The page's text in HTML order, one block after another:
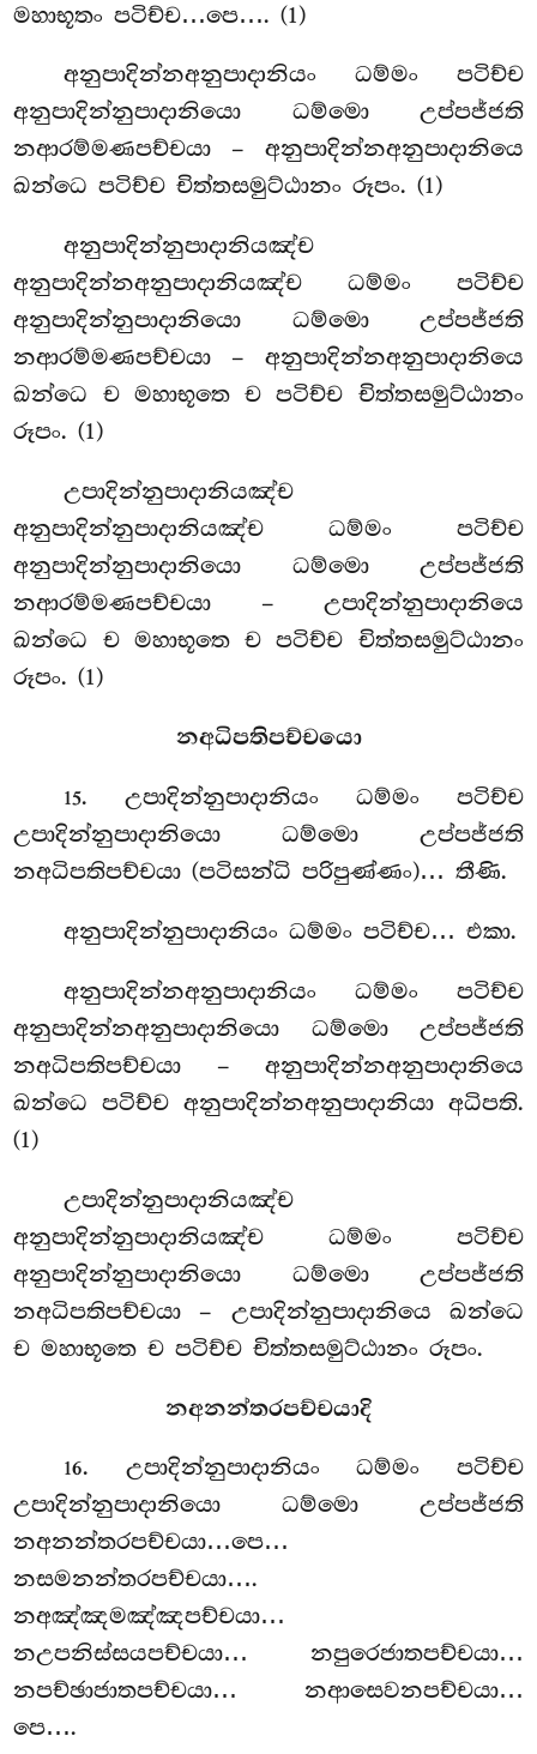
මහාභූතං පටිච්ච…පෙ…. (1)
අනුපාදින්නඅනුපාදානියං ධම්මං පටිච්ච
අනුපාදින්නුපාදානියො ධම්මො උප්පජ්ජති
නආරම්මණපච්චයා – අනුපාදින්නඅනුපාදානියෙ
ඛන්ධෙ පටිච්ච චිත්තසමුට්ඨානං රූපං. (1)
අනුපාදින්නුපාදානියඤ්ච
අනුපාදින්නඅනුපාදානියඤ්ච ධම්මං පටිච්ච
අනුපාදින්නුපාදානියො ධම්මො උප්පජ්ජති
නආරම්මණපච්චයා – අනුපාදින්නඅනුපාදානියෙ
ඛන්ධෙ ච මහාභූතෙ ච පටිච්ච චිත්තසමුට්ඨානං
රූපං. (1)
උපාදින්නුපාදානියඤ්ච
අනුපාදින්නුපාදානියඤ්ච ධම්මං පටිච්ච
අනුපාදින්නුපාදානියො ධම්මො උප්පජ්ජති
නආරම්මණපච්චයා – උපාදින්නුපාදානියෙ
ඛන්ධෙ ච මහාභූතෙ ච පටිච්ච චිත්තසමුට්ඨානං
රූපං. (1)
නඅධිපතිපච්චයො
15. උපාදින්නුපාදානියං ධම්මං පටිච්ච
උපාදින්නුපාදානියො ධම්මො උප්පජ්ජති
නඅධිපතිපච්චයා (පටිසන්ධි පරිපුණ්ණං)… තීණි.
අනුපාදින්නුපාදානියං ධම්මං පටිච්ච… එකා.
අනුපාදින්නඅනුපාදානියං ධම්මං පටිච්ච
අනුපාදින්නඅනුපාදානියො ධම්මො උප්පජ්ජති
නඅධිපතිපච්චයා – අනුපාදින්නඅනුපාදානියෙ
ඛන්ධෙ පටිච්ච අනුපාදින්නඅනුපාදානියා අධිපති.
(1)
උපාදින්නුපාදානියඤ්ච
අනුපාදින්නුපාදානියඤ්ච ධම්මං පටිච්ච
අනුපාදින්නුපාදානියො ධම්මො උප්පජ්ජති
නඅධිපතිපච්චයා – උපාදින්නුපාදානියෙ ඛන්ධෙ
ච මහාභූතෙ ච පටිච්ච චිත්තසමුට්ඨානං රූපං.
නඅනන්තරපච්චයාදි
16. උපාදින්නුපාදානියං ධම්මං පටිච්ච
උපාදින්නුපාදානියො ධම්මො උප්පජ්ජති
නඅනන්තරපච්චයා…පෙ…
නසමනන්තරපච්චයා….
නඅඤ්ඤමඤ්ඤපච්චයා…
නඋපනිස්සයපච්චයා… නපුරෙජාතපච්චයා…
නපච්ඡාජාතපච්චයා… නආසෙවනපච්චයා…
පෙ….